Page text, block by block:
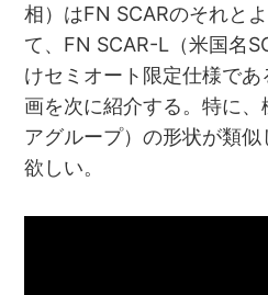
相）はFN SCARのそれと
て、FN SCAR-L（米国名
けセミオート限定仕様であ
画を次に紹介する。特に、
アグループ）の形状が類
欲しい。